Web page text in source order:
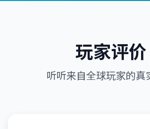
玩家评价
听听来自全球玩家的真